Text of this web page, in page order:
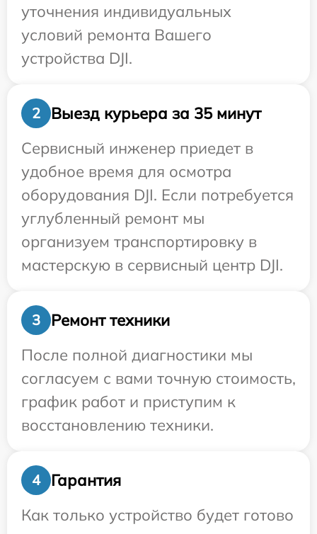
уточнения индивидуальных
условий ремонта Вашего
устройства DJI.
2
Выезд курьера за 35 минут
Сервисный инженер приедет в
удобное время для осмотра
оборудования DJI. Если потребуется
углубленный ремонт мы
организуем транспортировку в
мастерскую в сервисный центр DJI.
3
Ремонт техники
После полной диагностики мы
согласуем с вами точную стоимость,
график работ и приступим к
восстановлению техники.
4
Гарантия
Как только устройство будет готово